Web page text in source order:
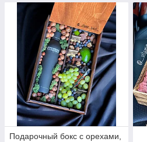
Подарочный бокс с орехами,